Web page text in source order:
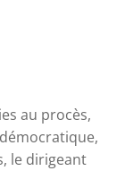
au procès,
le dirigeant